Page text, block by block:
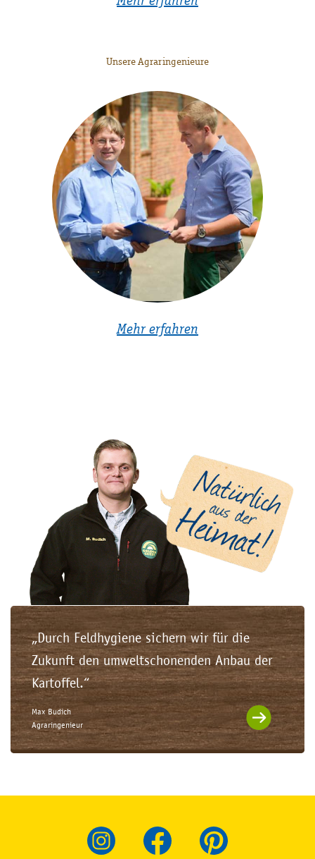
Unsere Agraringenieure
Mehr erfahren
„Durch Feldhygiene sichern wir für die
Zukunft den umweltschonenden Anbau der
Kartoffel.“
Max Budich
Agraringenieur